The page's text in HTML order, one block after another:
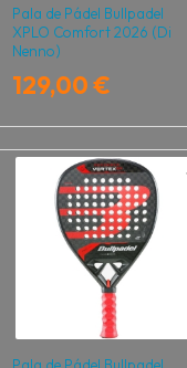
Pala de Pádel Bullpadel
XPLO Comfort 2026 (Di
Nenno)
129,00 €